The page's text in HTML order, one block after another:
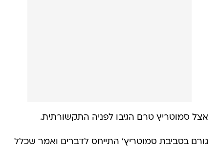
אצל סמוטריץ טרם הגיבו לפניה התקשורתית.
גורם בסביבת סמוטריץ' התייחס לדברים ואמר שכלל